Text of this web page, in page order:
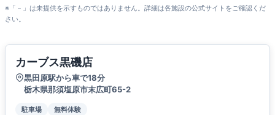
※「－」は未提供を示すものではありません。詳細は各施設の公式サイトをご確認くだ
さい。
カーブス黒磯店
黒田原駅から車で18分
栃木県那須塩原市末広町65-2
駐車場 無料体験